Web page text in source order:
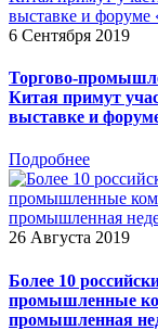
6 Сентября 2019
Торгово-
Китая примут
выставке и
Подробнее
26 Августа 2019
Более 10
промышленные
промышленная